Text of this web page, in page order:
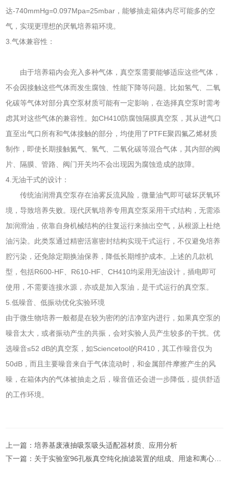
达-740mmHg=0.097Mpa=25mbar，能够抽走箱体内尽可能多的空
气，实现更理想的厌氧培养箱环境。
3.气体兼容性：
由于培养箱内会充入多种气体，真空泵需要能够适应这些气体，
不会因接触这些气体而发生腐蚀、性能下降等问题。比如氢气、二氧
化碳等气体对部分真空泵材质可能有一定影响，在选择真空泵时需考
虑其对这些气体的兼容性。如CH410防腐蚀隔膜真空泵，其从进气口
直至出气口所有和气体接触的部分，均使用了PTFE聚四氟乙烯材质
制作，即使长期接触氮气、氢气、二氧化碳等混合气体，其内部的阀
片、隔膜、管路、阀门开关均不会出现因为腐蚀造成的故障。
4.无油干式的设计：
传统油润滑真空泵存在油雾反流风险，微量油气即可破坏厌氧环
境，导致培养失败。现代厌氧培养专用真空泵采用干式结构，无需添
加润滑油，依靠自身机械结构的往复运行来抽出空气，从根源上杜绝
油污染。此类泵通过精密活塞密封结构实现干式运行，不仅避免培养
腔污染，还免除定期换油保养，降低长期维护成本。上述的几款机
型，包括R600-HF、R610-HF、CH410均采用无油设计，插电即可
使用，不需要连接水源，亦或是加入泵油，是干式运行的真空泵。
5.低噪音、低振动优化实验环境
由于微生物培养一般都是在较为密闭的洁净室内进行，如果真空泵的
噪音太大，或者振动产生的共振，会对实验人员产生较多的干扰。优
选噪音≤52 dB的真空泵，如Sciencetool的R410，其工作噪音仅为
50dB，而且主要噪音来自于气体流动时，和金属部件摩擦产生的风
噪，在箱体内的气体被抽走之后，噪音值还会进一步降低，提供舒适
的工作环境。
上一篇：培养基废液抽吸泵吸头适配器材质、应用分析
下一篇： 关于实验室96孔板真空纯化抽滤装置的组成、用途和离心机上样方法的对比分析